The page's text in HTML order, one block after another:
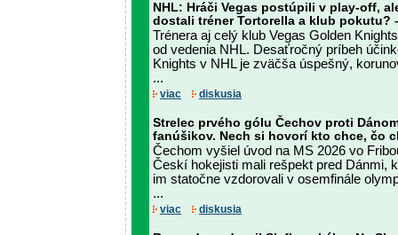
NHL: Hráči Vegas postúpili v play-off,
dostali tréner Tortorella a klub pokutu?
Trénera aj celý klub Vegas Golden
od vedenia NHL. Desaťročný príbeh
Knights v NHL je zväčša úspešný,
...
viac diskusia
Strelec prvého gólu Čechov proti
fanúšikov. Nech si hovorí kto chce, čo
Čechom vyšiel úvod na MS 2026 vo
Českí hokejisti mali rešpekt pred Dánmi,
im statočne vzdorovali v osemfinále
...
viac diskusia